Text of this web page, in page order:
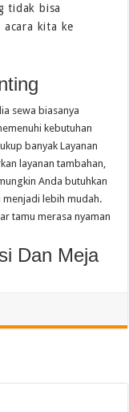
tidak bisa
kita ke
sewa biasanya
kebutuhan
banyak Layanan
layanan tambahan,
Anda butuhkan
lebih mudah.
tamu merasa nyaman
Dan Meja